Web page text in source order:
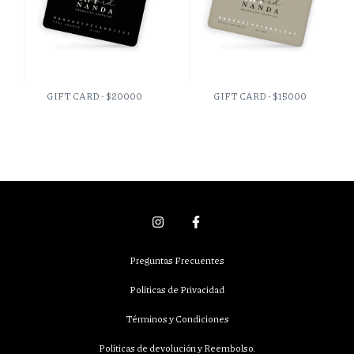
GIFT CARD - $20000 GIFT CARD - $15000
Preguntas Frecuentes
Políticas de Privacidad
Términos y Condiciones
Políticas de devolución y Reembolso.